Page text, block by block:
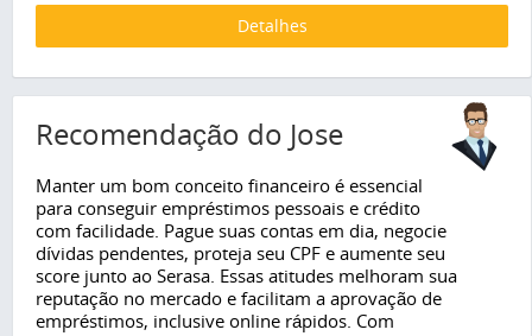
Detalhes
Recomendação do Jose
Manter um bom conceito financeiro é essencial
para conseguir empréstimos pessoais e crédito
com facilidade. Pague suas contas em dia, negocie
dívidas pendentes, proteja seu CPF e aumente seu
score junto ao Serasa. Essas atitudes melhoram sua
reputação no mercado e facilitam a aprovação de
empréstimos, inclusive online rápidos. Com